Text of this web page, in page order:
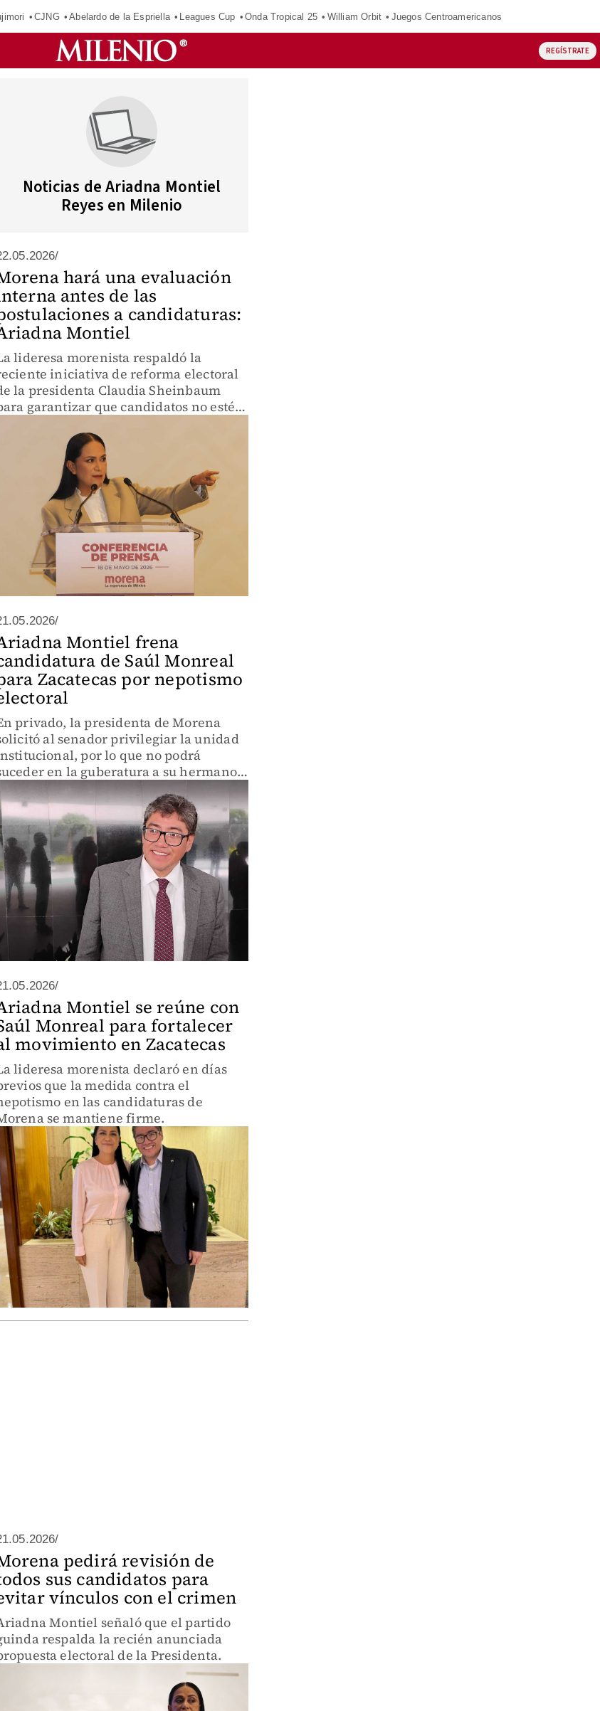
CJNG Abelardo de la Espriella Leagues Cup Onda Tropical 25 William Orbit Juegos Centroamericanos
REGÍSTRATE
Noticias de Ariadna Montiel
Reyes en Milenio
hará una evaluación
antes de las
a candidaturas:
Montiel
lideresa morenista respaldó la
iniciativa de reforma electoral
la presidenta Claudia Sheinbaum
garantizar que candidatos no estén
Montiel frena
de Saúl Monreal
Zacatecas por nepotismo
privado, la presidenta de Morena
al senador privilegiar la unidad
por lo que no podrá
en la guberatura a su hermano
Monreal.
Montiel se reúne con
Monreal para fortalecer
movimiento en Zacatecas
lideresa morenista declaró en días
que la medida contra el
en las candidaturas de
se mantiene firme.
pedirá revisión de
sus candidatos para
vínculos con el crimen
Montiel señaló que el partido
respalda la recién anunciada
electoral de la Presidenta.